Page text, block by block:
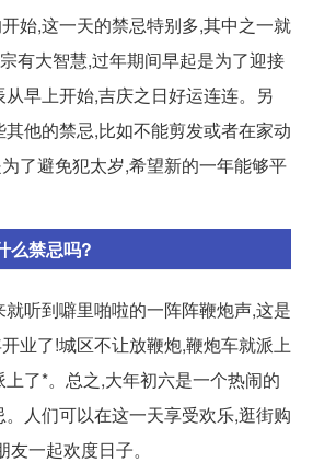
始,这一天的禁忌特别多,其中之一就
有大智慧,过年期间早起是为了迎接
早上开始,吉庆之日好运连连。另
他的禁忌,比如不能剪发或者在家动
了避免犯太岁,希望新的一年能够平
么禁忌吗?
听到噼里啪啦的一阵阵鞭炮声,这是
业了!城区不让放鞭炮,鞭炮车就派上
了*。总之,大年初六是一个热闹的
人们可以在这一天享受欢乐,逛街购
一起欢度日子。